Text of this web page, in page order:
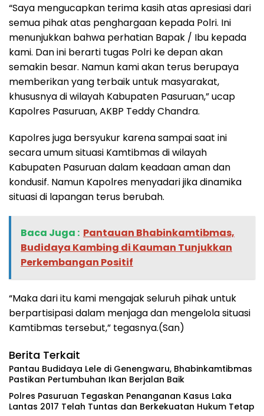
“Saya mengucapkan terima kasih atas apresiasi dari
semua pihak atas penghargaan kepada Polri. Ini
menunjukkan bahwa perhatian Bapak / Ibu kepada
kami. Dan ini berarti tugas Polri ke depan akan
semakin besar. Namun kami akan terus berupaya
memberikan yang terbaik untuk masyarakat,
khususnya di wilayah Kabupaten Pasuruan,” ucap
Kapolres Pasuruan, AKBP Teddy Chandra.
Kapolres juga bersyukur karena sampai saat ini
secara umum situasi Kamtibmas di wilayah
Kabupaten Pasuruan dalam keadaan aman dan
kondusif. Namun Kapolres menyadari jika dinamika
situasi di lapangan terus berubah.
Baca Juga : Pantauan Bhabinkamtibmas,
Budidaya Kambing di Kauman Tunjukkan
Perkembangan Positif
“Maka dari itu kami mengajak seluruh pihak untuk
berpartisipasi dalam menjaga dan mengelola situasi
Kamtibmas tersebut,” tegasnya.(San)
Berita Terkait
Pantau Budidaya Lele di Genengwaru, Bhabinkamtibmas
Pastikan Pertumbuhan Ikan Berjalan Baik
Polres Pasuruan Tegaskan Penanganan Kasus Laka
Lantas 2017 Telah Tuntas dan Berkekuatan Hukum Tetap